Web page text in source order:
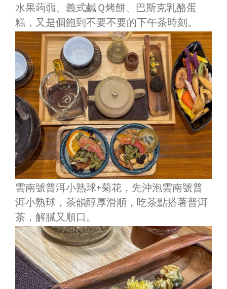
水果蒟蒻、義式鹹Ｑ烤餅、巴斯克乳酪蛋
糕，又是個飽到不要不要的下午茶時刻。
雲南號普洱小熟球+菊花，先沖泡雲南號普
洱小熟球，茶韻醇厚滑順，吃茶點搭著普洱
茶，解膩又順口。